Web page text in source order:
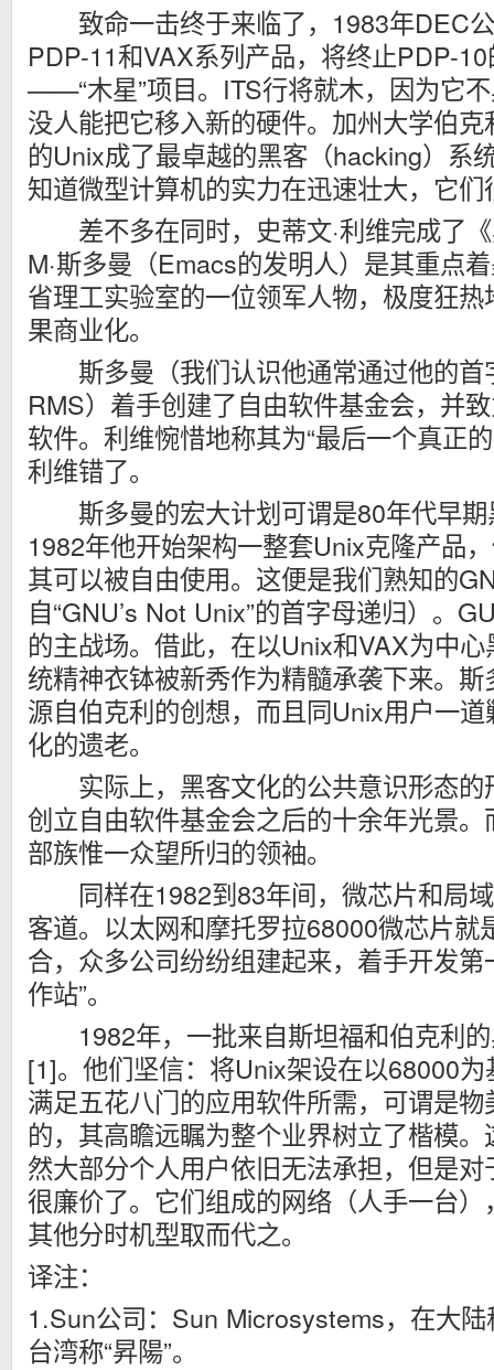
致命一击终于来临了，1983年DEC
PDP-11和VAX系列产品，将终止PDP-
——“木星”项目。ITS行将就木，因为它
没人能把它移入新的硬件。加州大学伯
的Unix成了最卓越的黑客（hacking）系
知道微型计算机的实力在迅速壮大，它
差不多在同时，史蒂文·利维完成了
M·斯多曼（Emacs的发明人）是其重点
省理工实验室的一位领军人物，极度狂
果商业化。
斯多曼（我们认识他通常通过他的
RMS）着手创建了自由软件基金会，并
软件。利维惋惜地称其为“最后一个真正
利维错了。
斯多曼的宏大计划可谓是80年代早
1982年他开始架构一整套Unix克隆产品
其可以被自由使用。这便是我们熟知的
自“GNU’s Not Unix”的首字母递归）。
的主战场。借此，在以Unix和VAX为中
统精神衣钵被新秀作为精髓承袭下来。
源自伯克利的创想，而且同Unix用户一
化的遗老。
实际上，黑客文化的公共意识形态的
创立自由软件基金会之后的十余年光景
部族惟一众望所归的领袖。
同样在1982到83年间，微芯片和局
客道。以太网和摩托罗拉68000微芯片就
合，众多公司纷纷组建起来，着手开发
作站”。
1982年，一批来自斯坦福和伯克利的
[1]。他们坚信：将Unix架设在以68000
满足五花八门的应用软件所需，可谓是
的，其高瞻远瞩为整个业界树立了楷模
然大部分个人用户依旧无法承担，但是
很廉价了。它们组成的网络（人手一台
其他分时机型取而代之。
译注：
1.Sun公司：Sun Microsystems，在大陆
台湾称“昇陽”。